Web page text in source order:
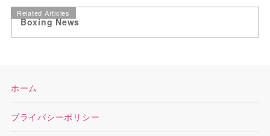
Related Articles
Boxing News
ホーム
プライバシーポリシー